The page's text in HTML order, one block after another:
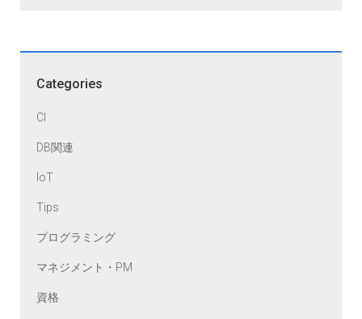
Categories
CI
DB関連
IoT
Tips
プログラミング
マネジメント・PM
資格